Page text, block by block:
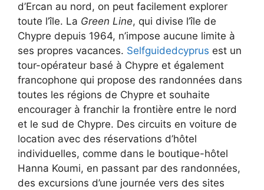
d’Ercan au nord, on peut facilement explorer
toute l’île. La Green Line, qui divise l’île de
Chypre depuis 1964, n’impose aucune limite à
ses propres vacances. Selfguidedcyprus est un
tour-opérateur basé à Chypre et également
francophone qui propose des randonnées dans
toutes les régions de Chypre et souhaite
encourager à franchir la frontière entre le nord
et le sud de Chypre. Des circuits en voiture de
location avec des réservations d’hôtel
individuelles, comme dans le boutique-hôtel
Hanna Koumi, en passant par des randonnées,
des excursions d’une journée vers des sites